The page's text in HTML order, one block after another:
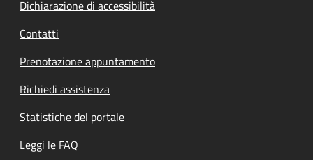
Dichiarazione di accessibilità
Contatti
Prenotazione appuntamento
Richiedi assistenza
Statistiche del portale
Leggi le FAQ